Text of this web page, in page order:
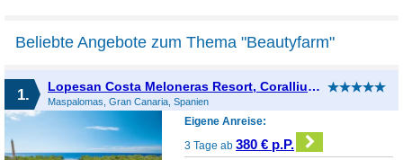
Beliebte Angebote zum Thema "Beautyfarm"
1. Lopesan Costa Meloneras Resort, Corallium Spa & Casino
Maspalomas, Gran Canaria, Spanien
Eigene Anreise:
3 Tage ab380 € p.P.